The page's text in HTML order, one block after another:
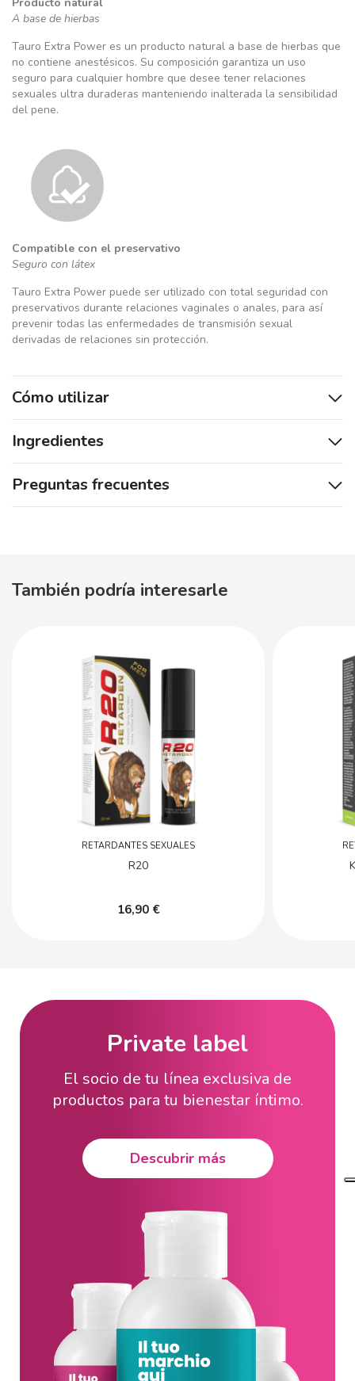
A base de hierbas
Tauro Extra Power es un producto natural a base de hierbas que
no contiene anestésicos. Su composición garantiza un uso
seguro para cualquier hombre que desee tener relaciones
sexuales ultra duraderas manteniendo inalterada la sensibilidad
del pene.
Compatible con el preservativo
Seguro con látex
Tauro Extra Power puede ser utilizado con total seguridad con
preservativos durante relaciones vaginales o anales, para así
prevenir todas las enfermedades de transmisión sexual
derivadas de relaciones sin protección.
Cómo utilizar
Ingredientes
Preguntas frecuentes
También podría interesarle
RETARDANTES SEXUALES
R20
16,90 €
Private label
El socio de tu línea exclusiva de
productos para tu bienestar íntimo.
Descubrir más